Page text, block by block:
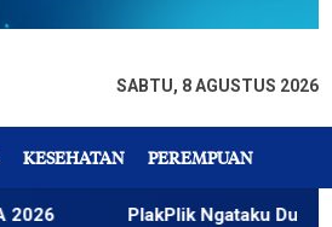
SABTU, 8 AGUSTUS 2026
KESEHATAN PEREMPUAN
PlakPlik Ngataku Dukung Taufik Ismail